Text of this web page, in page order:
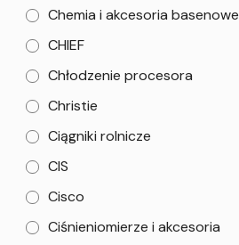
Chemia i akcesoria basenowe
CHIEF
Chłodzenie procesora
Christie
Ciągniki rolnicze
CIS
Cisco
Ciśnieniomierze i akcesoria